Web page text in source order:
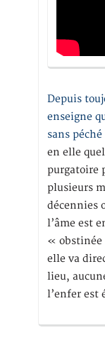
Depuis
enseigne
sans
en elle
purgatoire
plusieurs
décennies
l’âme est
« obstinée
elle va
lieu,
l’enfer est